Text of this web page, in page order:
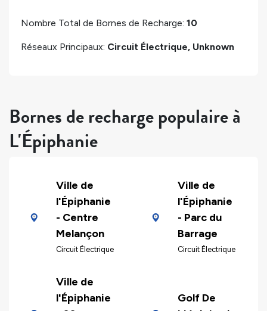
Nombre Total de Bornes de Recharge: 10
Réseaux Principaux: Circuit Électrique, Unknown
Bornes de recharge populaire à
L'Épiphanie
Ville de
l'Épiphanie
- Centre
Melançon
Circuit Électrique
Ville de
l'Épiphanie
- Parc du
Barrage
Circuit Électrique
Ville de
l'Épiphanie
Golf De